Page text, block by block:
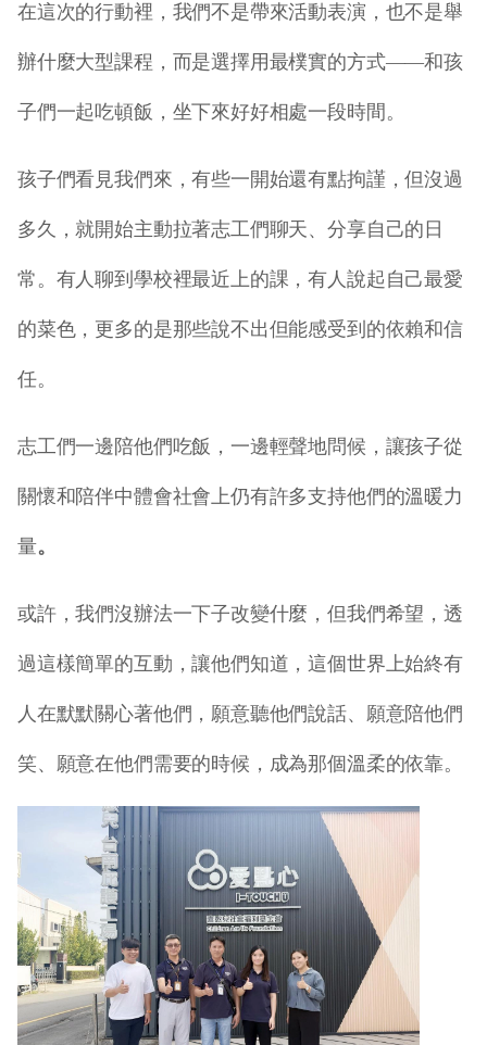
在這次的行動裡，我們不是帶來活動表演，也不是舉
辦什麼大型課程，而是選擇用最樸實的方式——和孩
子們一起吃頓飯，坐下來好好相處一段時間。
孩子們看見我們來，有些一開始還有點拘謹，但沒過
多久，就開始主動拉著志工們聊天、分享自己的日
常。有人聊到學校裡最近上的課，有人說起自己最愛
的菜色，更多的是那些說不出但能感受到的依賴和信
任。
志工們一邊陪他們吃飯，一邊輕聲地問候，讓孩子從
關懷和陪伴中體會社會上仍有許多支持他們的溫暖力
量。
或許，我們沒辦法一下子改變什麼，但我們希望，透
過這樣簡單的互動，讓他們知道，這個世界上始終有
人在默默關心著他們，願意聽他們說話、願意陪他們
笑、願意在他們需要的時候，成為那個溫柔的依靠。